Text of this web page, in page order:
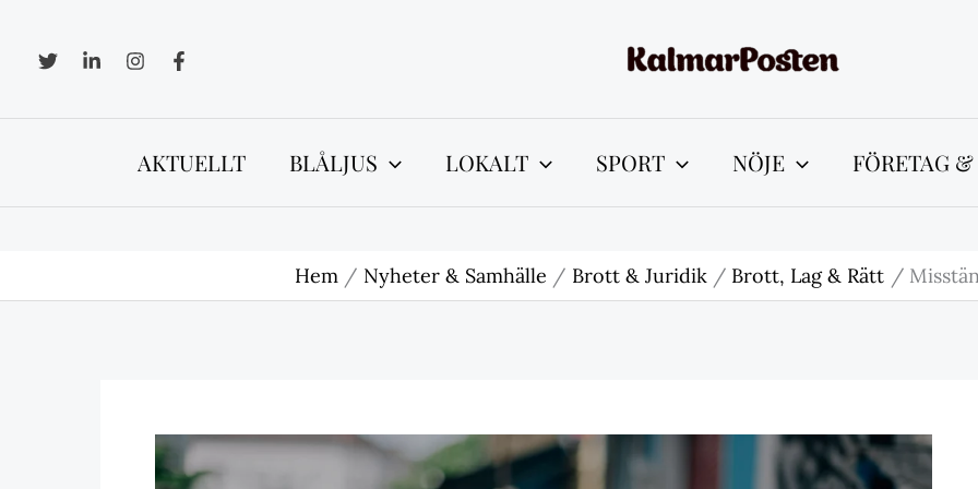
innehåll
AKTUELLT BLÅLJUS LOKALT SPORT NÖJE FÖRETAG
Hem Nyheter & Samhälle Brott & Juridik Brott, Lag & Rätt